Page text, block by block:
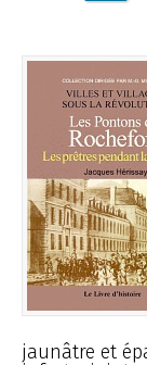
jaunâtre et